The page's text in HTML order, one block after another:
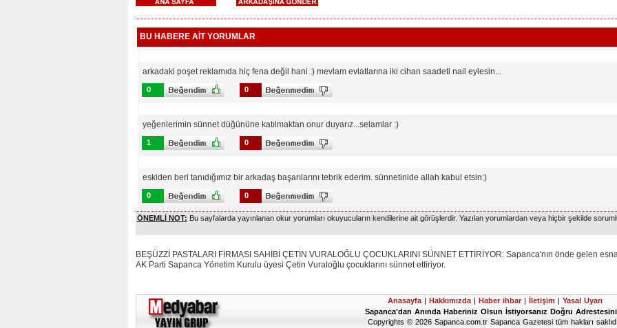
BU HABERE AİT YORUMLAR
arkadaki poşet reklamıda hiç fena değil hani :) mevlam evlatlarına iki cihan saadeti nail eylesin...
0 0
yeğenlerimin sünnet düğününe katılmaktan onur duyarız...selamlar :)
1 0
eskiden beri tanıdığımız bir arkadaş başarılarını tebrik ederim. sünnetinide allah kabul etsin:)
0 0
ÖNEMLİ NOT: Bu sayfalarda yayınlanan okur yorumları okuyucuların kendilerine ait görüşlerdir. Yazılan yorumlardan veya hiçbir şekilde
BEŞÜZZİ PASTALARI FİRMASI SAHİBİ ÇETİN VURALOĞLU ÇOCUKLARINI SÜNNET ETTİRİYOR: Sapanca'nın önde gelen
AK Parti Sapanca Yönetim Kurulu üyesi Çetin Vuraloğlu çocuklarını sünnet ettiriyor.
Anasayfa | Hakkımızda | Haber ihbar | İletişim | Yasal Uyarı
Sapanca'dan Anında Haberiniz Olsun İstiyorsanız Doğru
Copyrights © 2026 Sapanca.com.tr Sapanca Gazetesi tüm hakları